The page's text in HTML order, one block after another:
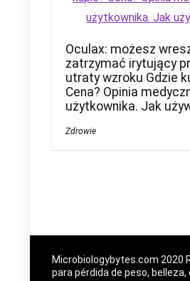
Oculax: możesz
zatrzymać irytujący
utraty wzroku Gdzie
Cena? Opinia
użytkownika. Jak
Zdrowie
Microbiologybytes.com 2020
para pérdida de peso,